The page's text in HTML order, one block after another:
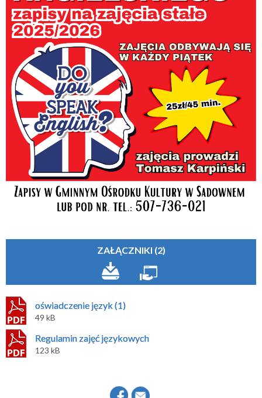
ZAŁĄCZNIKI (2)
oświadczenie język (1)
49 kB
Regulamin zajęć językowych
123 kB